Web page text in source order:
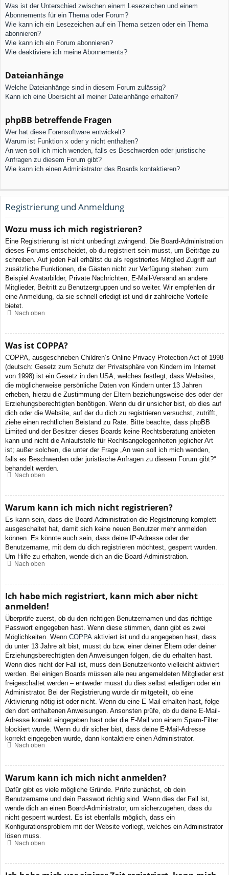
Was ist der Unterschied zwischen einem Lesezeichen und einem
Abonnements für ein Thema oder Forum?
Wie kann ich ein Lesezeichen auf ein Thema setzen oder ein Thema
abonnieren?
Wie kann ich ein Forum abonnieren?
Wie deaktiviere ich meine Abonnements?
Dateianhänge
Welche Dateianhänge sind in diesem Forum zulässig?
Kann ich eine Übersicht all meiner Dateianhänge erhalten?
phpBB betreffende Fragen
Wer hat diese Forensoftware entwickelt?
Warum ist Funktion x oder y nicht enthalten?
An wen soll ich mich wenden, falls es Beschwerden oder juristische
Anfragen zu diesem Forum gibt?
Wie kann ich einen Administrator des Boards kontaktieren?
Registrierung und Anmeldung
Wozu muss ich mich registrieren?
Eine Registrierung ist nicht unbedingt zwingend. Die Board-Administration
dieses Forums entscheidet, ob du registriert sein musst, um Beiträge zu
schreiben. Auf jeden Fall erhältst du als registriertes Mitglied Zugriff auf
zusätzliche Funktionen, die Gästen nicht zur Verfügung stehen: zum
Beispiel Avatarbilder, Private Nachrichten, E-Mail-Versand an andere
Mitglieder, Beitritt zu Benutzergruppen und so weiter. Wir empfehlen dir
eine Anmeldung, da sie schnell erledigt ist und dir zahlreiche Vorteile
bietet.
Nach oben
Was ist COPPA?
COPPA, ausgeschrieben Children’s Online Privacy Protection Act of 1998
(deutsch: Gesetz zum Schutz der Privatsphäre von Kindern im Internet
von 1998) ist ein Gesetz in den USA, welches festlegt, dass Websites,
die möglicherweise persönliche Daten von Kindern unter 13 Jahren
erheben, hierzu die Zustimmung der Eltern beziehungsweise des oder der
Erziehungsberechtigten benötigen. Wenn du dir unsicher bist, ob dies auf
dich oder die Website, auf der du dich zu registrieren versuchst, zutrifft,
ziehe einen rechtlichen Beistand zu Rate. Bitte beachte, dass phpBB
Limited und der Besitzer dieses Boards keine Rechtsberatung anbieten
kann und nicht die Anlaufstelle für Rechtsangelegenheiten jeglicher Art
ist; außer solchen, die unter der Frage „An wen soll ich mich wenden,
falls es Beschwerden oder juristische Anfragen zu diesem Forum gibt?“
behandelt werden.
Nach oben
Warum kann ich mich nicht registrieren?
Es kann sein, dass die Board-Administration die Registrierung komplett
ausgeschaltet hat, damit sich keine neuen Benutzer mehr anmelden
können. Es könnte auch sein, dass deine IP-Adresse oder der
Benutzername, mit dem du dich registrieren möchtest, gesperrt wurden.
Um Hilfe zu erhalten, wende dich an die Board-Administration.
Nach oben
Ich habe mich registriert, kann mich aber nicht
anmelden!
Überprüfe zuerst, ob du den richtigen Benutzernamen und das richtige
Passwort eingegeben hast. Wenn diese stimmen, dann gibt es zwei
Möglichkeiten. Wenn COPPA aktiviert ist und du angegeben hast, dass
du unter 13 Jahre alt bist, musst du bzw. einer deiner Eltern oder deiner
Erziehungsberechtigten den Anweisungen folgen, die du erhalten hast.
Wenn dies nicht der Fall ist, muss dein Benutzerkonto vielleicht aktiviert
werden. Bei einigen Boards müssen alle neu angemeldeten Mitglieder erst
freigeschaltet werden – entweder musst du dies selbst erledigen oder ein
Administrator. Bei der Registrierung wurde dir mitgeteilt, ob eine
Aktivierung nötig ist oder nicht. Wenn du eine E-Mail erhalten hast, folge
den dort enthaltenen Anweisungen. Ansonsten prüfe, ob du deine E-Mail-
Adresse korrekt eingegeben hast oder die E-Mail von einem Spam-Filter
blockiert wurde. Wenn du dir sicher bist, dass deine E-Mail-Adresse
korrekt eingegeben wurde, dann kontaktiere einen Administrator.
Nach oben
Warum kann ich mich nicht anmelden?
Dafür gibt es viele mögliche Gründe. Prüfe zunächst, ob dein
Benutzername und dein Passwort richtig sind. Wenn dies der Fall ist,
wende dich an einen Board-Administrator, um sicherzugehen, dass du
nicht gesperrt wurdest. Es ist ebenfalls möglich, dass ein
Konfigurationsproblem mit der Website vorliegt, welches ein Administrator
lösen muss.
Nach oben